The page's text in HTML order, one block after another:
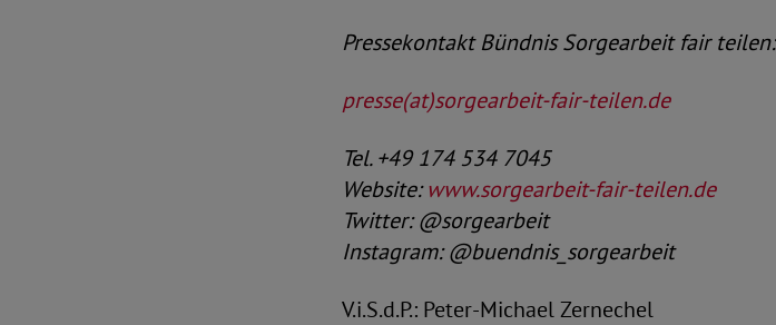
Pressekontakt Bündnis Sorgearbeit fair teilen:
presse(at)sorgearbeit-fair-teilen.de
Tel. +49 174 534 7045
Website:www.sorgearbeit-fair-teilen.de
Twitter: @sorgearbeit
Instagram: @buendnis_sorgearbeit
V.i.S.d.P.: Peter-Michael Zernechel